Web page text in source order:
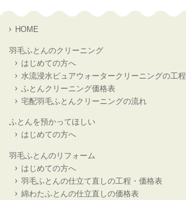
HOME
羽毛ふとんのクリーニング
はじめての方へ
水流浸水ピュアウォータークリーニングの工程
ふとんクリーニング価格表
宅配羽毛ふとんクリーニングの流れ
ふとんを預かってほしい
はじめての方へ
羽毛ふとんのリフォーム
はじめての方へ
羽毛ふとんの仕立て直しの工程・価格表
綿わたふとんの仕立直しの価格表